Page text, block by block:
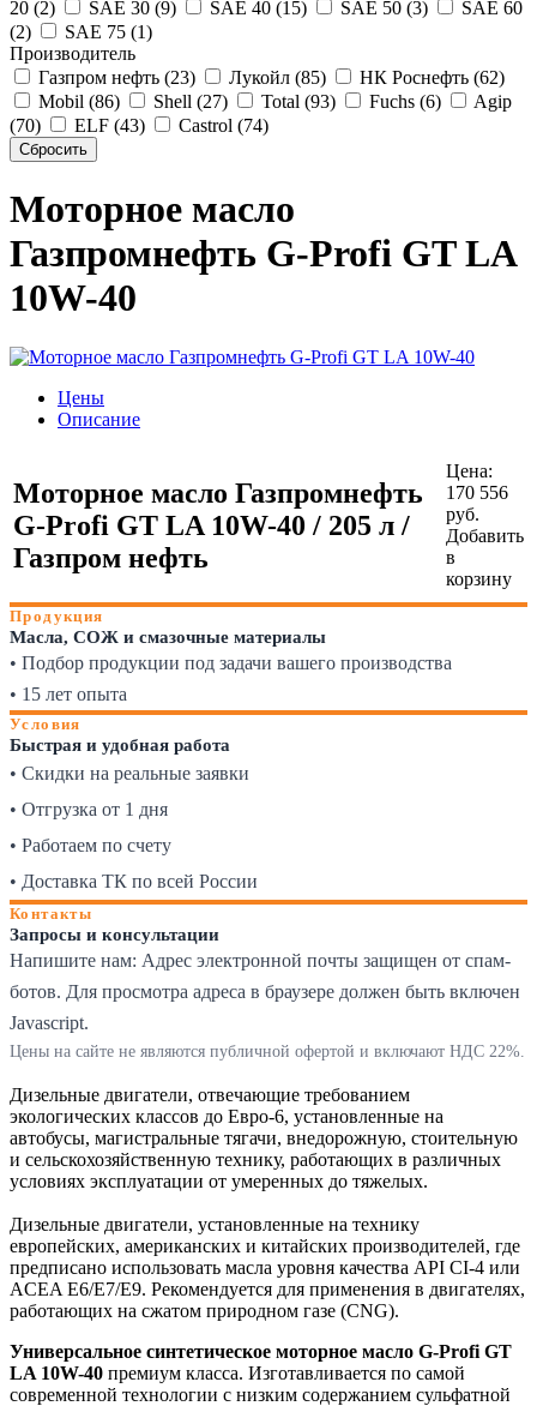
20 (2)
SAE 30 (9) SAE 40 (15) SAE 50 (3)
SAE 60
(2)
SAE 75 (1)
Производитель
Газпром нефть (23)
Лукойл (85)
НК Роснефть (62)
Mobil (86)
Shell (27) Total (93) Fuchs (6)
Agip
(70)
ELF (43) Castrol (74)
Моторное масло
Газпромнефть G-Profi GT LA
10W-40
Цены
Описание
Моторное масло Газпромнефть
G-Profi GT LA 10W-40 / 205 л /
Газпром нефть
Цена:
170 556
руб.
Добавить
в
корзину
Продукция
Масла, СОЖ и смазочные материалы
• Подбор продукции под задачи вашего производства
• 15 лет опыта
Условия
Быстрая и удобная работа
• Скидки на реальные заявки
• Отгрузка от 1 дня
• Работаем по счету
• Доставка ТК по всей России
Контакты
Запросы и консультации
Напишите нам: Адрес электронной почты защищен от спам-
ботов. Для просмотра адреса в браузере должен быть включен
Javascript.
Цены на сайте не являются публичной офертой и включают НДС 22%.
Дизельные двигатели, отвечающие требованием
экологических классов до Евро-6, установленные на
автобусы, магистральные тягачи, внедорожную, стоительную
и сельскохозяйственную технику, работающих в различных
условиях эксплуатации от умеренных до тяжелых.
Дизельные двигатели, установленные на технику
европейских, американских и китайских производителей, где
предписано использовать масла уровня качества API CI-4 или
ACEA E6/E7/E9. Рекомендуется для применения в двигателях,
работающих на сжатом природном газе (CNG).
Универсальное синтетическое моторное масло G-Profi GT
LA 10W-40 премиум класса. Изготавливается по самой
современной технологии с низким содержанием сульфатной